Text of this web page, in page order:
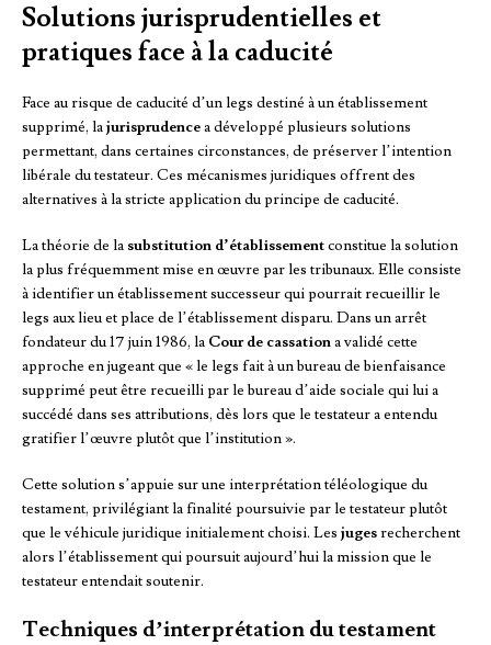
Solutions jurisprudentielles et
pratiques face à la caducité
Face au risque de caducité d’un legs destiné à un établissement
supprimé, lajurisprudencea développé plusieurs solutions
permettant, dans certaines circonstances, de préserver l’intention
libérale du testateur. Ces mécanismes juridiques offrent des
alternatives à la stricte application du principe de caducité.
La théorie de la substitution d’établissementconstitue la solution
la plus fréquemment mise en œuvre par les tribunaux. Elle consiste
à identifier un établissement successeur qui pourrait recueillir le
legs aux lieu et place de l’établissement disparu. Dans un arrêt
fondateur du 17 juin 1986, la Cour de cassationa validé cette
approche en jugeant que « le legs fait à un bureau de bienfaisance
supprimé peut être recueilli par le bureau d’aide sociale qui lui a
succédé dans ses attributions, dès lors que le testateur a entendu
gratifier l’œuvre plutôt que l’institution ».
Cette solution s’appuie sur une interprétation téléologique du
testament, privilégiant la finalité poursuivie par le testateur plutôt
que le véhicule juridique initialement choisi. Les jugesrecherchent
alors l’établissement qui poursuit aujourd’hui la mission que le
testateur entendait soutenir.
Techniques d’interprétation du testament